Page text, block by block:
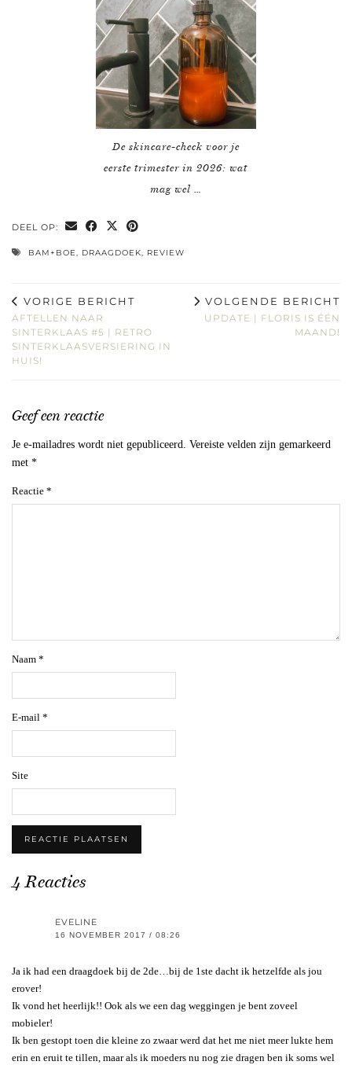
De skincare-check voor je
eerste trimester in 2026: wat
mag wel …
DEEL OP:
BAM+BOE, DRAAGDOEK, REVIEW
VORIGE BERICHT
AFTELLEN NAAR
SINTERKLAAS #5 | RETRO
SINTERKLAASVERSIERING IN
HUIS!
VOLGENDE BERICHT
UPDATE | FLORIS IS ÉÉN
MAAND!
Geef een reactie
Je e-mailadres wordt niet gepubliceerd. Vereiste velden zijn gemarkeerd
met *
Reactie *
Naam *
E-mail *
Site
4 Reacties
EVELINE
16 NOVEMBER 2017 / 08:26
Ja ik had een draagdoek bij de 2de…bij de 1ste dacht ik hetzelfde als jou
erover!
Ik vond het heerlijk!! Ook als we een dag weggingen je bent zoveel
mobieler!
Ik ben gestopt toen die kleine zo zwaar werd dat het me niet meer lukte hem
erin en eruit te tillen, maar als ik moeders nu nog zie dragen ben ik soms wel